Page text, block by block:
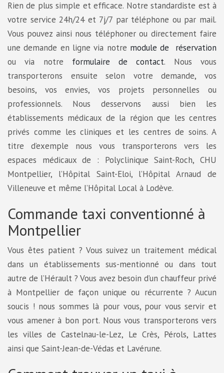
Rien de plus simple et efficace. Notre standardiste est à
votre service 24h/24 et 7j/7 par téléphone ou par mail.
Vous pouvez ainsi nous téléphoner ou directement faire
une demande en ligne via notre module de réservation
ou via notre formulaire de contact. Nous vous
transporterons ensuite selon votre demande, vos
besoins, vos envies, vos projets personnelles ou
professionnels. Nous desservons aussi bien les
établissements médicaux de la région que les centres
privés comme les cliniques et les centres de soins. A
titre d’exemple nous vous transporterons vers les
espaces médicaux de : Polyclinique Saint-Roch, CHU
Montpellier, l’Hôpital Saint-Eloi, l’Hôpital Arnaud de
Villeneuve et même l’Hôpital Local à Lodève.
Commande taxi conventionné à
Montpellier
Vous êtes patient ? Vous suivez un traitement médical
dans un établissements sus-mentionné ou dans tout
autre de l’Hérault ? Vous avez besoin d’un chauffeur privé
à Montpellier de façon unique ou récurrente ? Aucun
soucis ! nous sommes là pour vous, pour vous servir et
vous amener à bon port. Nous vous transporterons vers
les villes de Castelnau-le-Lez, Le Crès, Pérols, Lattes
ainsi que Saint-Jean-de-Védas et Lavérune.